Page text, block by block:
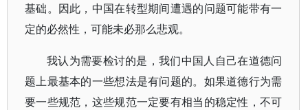
基础。因此，中国在转型期间遭遇的问题可能带有一
定的必然性，可能未必那么悲观。
我认为需要检讨的是，我们中国人自己在道德问
题上最基本的一些想法是有问题的。如果道德行为需
要一些规范，这些规范一定要有相当的稳定性，不可